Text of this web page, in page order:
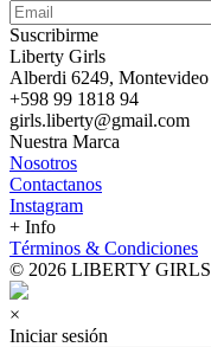
Suscribirme
Liberty Girls
Alberdi 6249, Montevideo
+598 99 1818 94
girls.liberty@gmail.com
Nuestra Marca
Nosotros
Contactanos
Instagram
+ Info
Términos & Condiciones
© 2026 LIBERTY GIRLS
×
Iniciar sesión